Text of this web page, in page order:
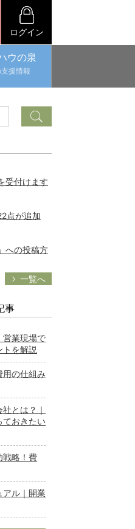
ログイン
ウの泉
援情報
受付けます
点が追加
への投稿方
一覧へ
事
業現場で
を解説
用の仕組み
とは？｜
ておきたい
戦略！費
アル｜開業